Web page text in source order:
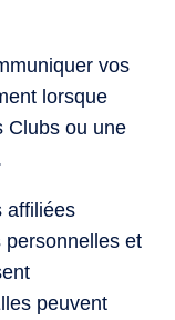
vos
lorsque
Clubs ou une
affiliées
personnelles et
peuvent